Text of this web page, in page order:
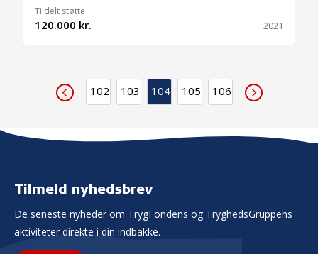
Tildelt støtte
120.000 kr. 2021
102 103 104 105 106
Tilmeld nyhedsbrev
De seneste nyheder om TrygFondens og TryghedsGruppens
aktiviteter direkte i din indbakke.